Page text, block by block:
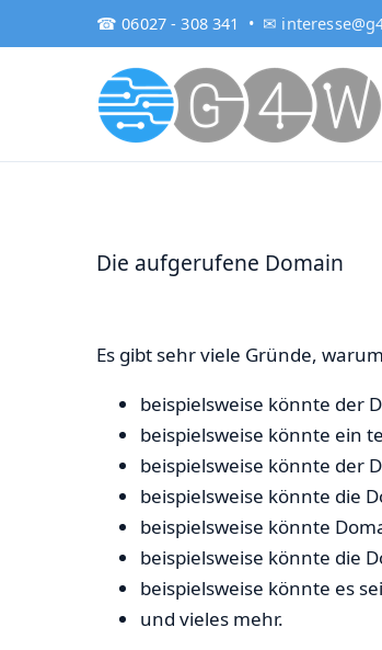
☎ 06027 - 308 341 • ✉
Die aufgerufene Domain
Es gibt sehr viele Gründe,
beispielsweise könnte der
beispielsweise könnte ein
beispielsweise könnte der
beispielsweise könnte die
beispielsweise könnte
beispielsweise könnte die
beispielsweise könnte es
und vieles mehr.